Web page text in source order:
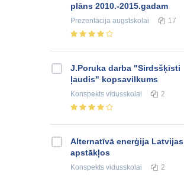
plāns 2010.-2015.gadam
Prezentācija augstskolai 17
J.Poruka darba "Sirdsšķīsti
ļaudis" kopsavilkums
Konspekts vidusskolai 2
Alternatīvā enerģija Latvijas
apstākļos
Konspekts vidusskolai 2